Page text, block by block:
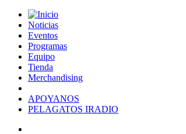
Noticias
Eventos
Programas
Equipo
Tienda
Merchandising
APOYANOS
PELAGATOS IRADIO